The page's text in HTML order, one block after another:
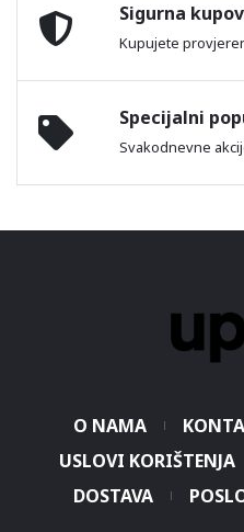
Sigurna
Kupujete
Specijalni
Svakodnevne
O NAMA
USLOVI KORIŠTENJA
DOSTAVA